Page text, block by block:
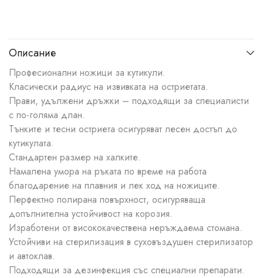
Описание
Професионални ножици за кутикули.
Класически радиус на извивката на остриетата.
Прави, удължени дръжки – подходящи за специалисти
с по-голяма длан.
Тънките и тесни остриета осигуряват лесен достъп до
кутикулата.
Стандартен размер на халките.
Намалена умора на ръката по време на работа
благодарение на плавния и лек ход на ножиците.
Перфектно полирана повърхност, осигуряваща
допълнителна устойчивост на корозия.
Изработени от висококачествена неръждаема стомана.
Устойчиви на стерилизация в суховъздушен стерилизатор
и автоклав.
Подходящи за дезинфекция със специални препарати.